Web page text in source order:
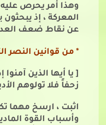
وهذا أمر يحرص
المعركة ، إذ
عن نقاط ضعف
* من قوانين النصر
[ يا أيها الذين آمنوا
زحفاً فلا تولوهم
اثبت ، ارسخ مهما
وأسباب القوة